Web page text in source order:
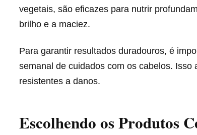
vegetais, são eficazes para nutrir
brilho e a maciez.
Para garantir resultados duradouros, é
semanal de cuidados com os cabelos.
resistentes a danos.
Escolhendo os Produtos